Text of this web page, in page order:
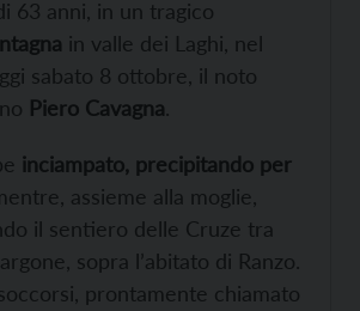
63 anni, in un tragico
in valle dei Laghi, nel
sabato 8 ottobre, il noto
Piero Cavagna.
inciampato, precipitando per
assieme alla moglie,
il sentiero delle Cruze tra
sopra l’abitato di Ranzo.
prontamente chiamato